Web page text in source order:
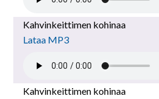
Kahvinkeittimen kohinaa
Lataa MP3
Kahvinkeittimen kohinaa